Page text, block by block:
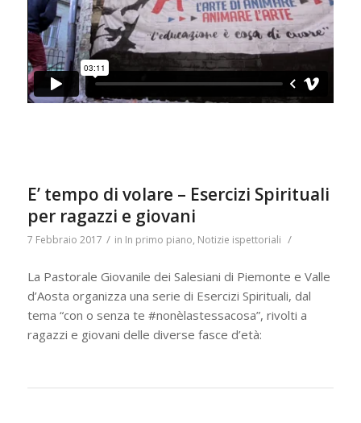
E’ tempo di volare – Esercizi Spirituali
per ragazzi e giovani
7 Febbraio 2017 / in In primo piano, Notizie ispettoriali /
La Pastorale Giovanile dei Salesiani di Piemonte e Valle
d’Aosta organizza una serie di Esercizi Spirituali, dal
tema “con o senza te #nonèlastessacosa”, rivolti a
ragazzi e giovani delle diverse fasce d’età: